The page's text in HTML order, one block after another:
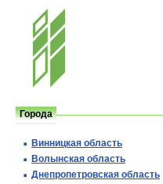
Города
Винницкая область
Волынская область
Днепропетровская область